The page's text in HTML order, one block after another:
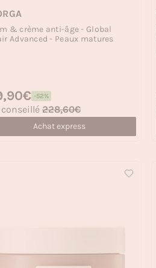
& crème anti-âge - Global
Advanced - Peaux matures
-52%
habituel
228,60€
Achat express